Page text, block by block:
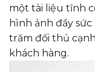
một tài liệu tĩnh
hình ảnh đầy
trăm đối thủ
khách hàng.